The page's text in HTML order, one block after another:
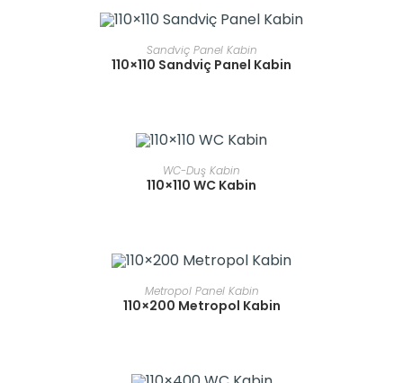
READ MORE
Sandviç Panel Kabin
110×110 Sandviç Panel Kabin
READ MORE
WC-Duş Kabin
110×110 WC Kabin
READ MORE
Metropol Panel Kabin
110×200 Metropol Kabin